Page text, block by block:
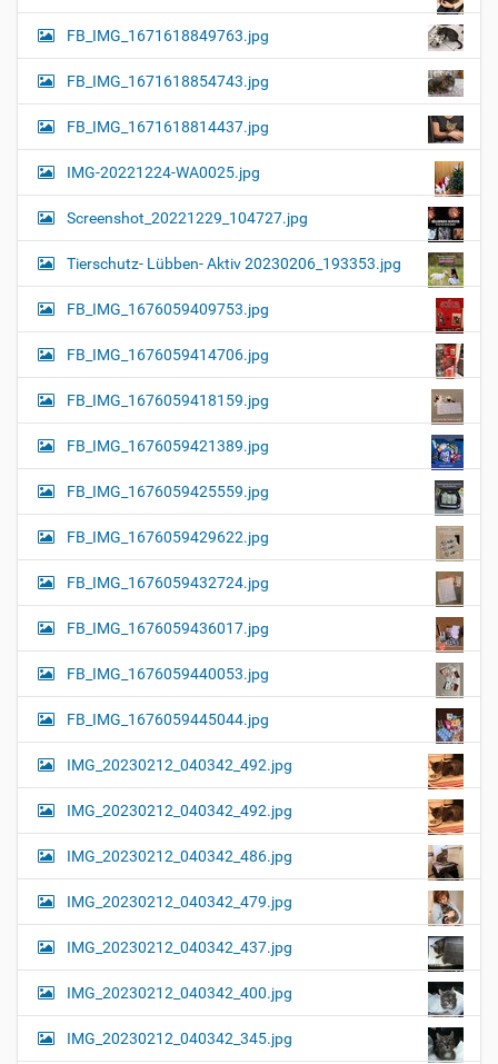
FB_IMG_1671618849763.jpg
FB_IMG_1671618854743.jpg
FB_IMG_1671618814437.jpg
IMG-20221224-WA0025.jpg
Screenshot_20221229_104727.jpg
Tierschutz- Lübben- Aktiv 20230206_193353.jpg
FB_IMG_1676059409753.jpg
FB_IMG_1676059414706.jpg
FB_IMG_1676059418159.jpg
FB_IMG_1676059421389.jpg
FB_IMG_1676059425559.jpg
FB_IMG_1676059429622.jpg
FB_IMG_1676059432724.jpg
FB_IMG_1676059436017.jpg
FB_IMG_1676059440053.jpg
FB_IMG_1676059445044.jpg
IMG_20230212_040342_492.jpg
IMG_20230212_040342_492.jpg
IMG_20230212_040342_486.jpg
IMG_20230212_040342_479.jpg
IMG_20230212_040342_437.jpg
IMG_20230212_040342_400.jpg
IMG_20230212_040342_345.jpg